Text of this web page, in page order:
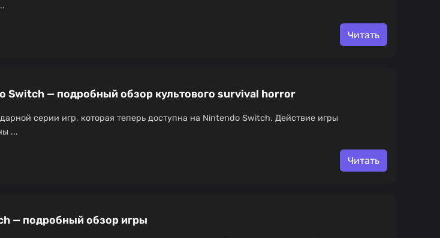
Читать
Switch — подробный обзор культового survival horror
серии игр, которая теперь доступна на Nintendo Switch. Действие игры
...
Читать
— подробный обзор игры